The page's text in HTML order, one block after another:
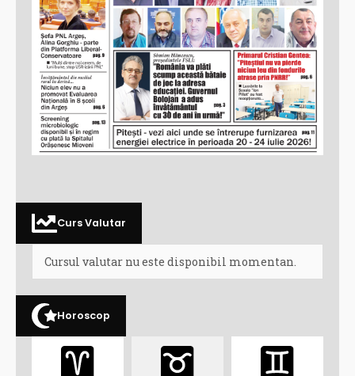
Curs Valutar
Cursul valutar nu este disponibil momentan.
Horoscop